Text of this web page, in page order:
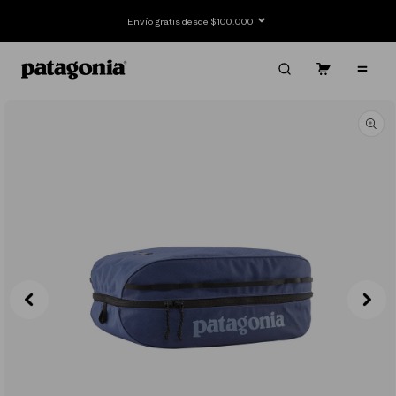
Envío gratis desde $100.000
Carrito